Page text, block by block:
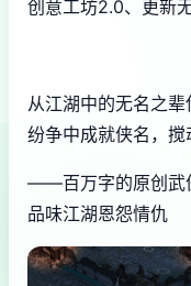
创意工坊2.0、更新
从江湖中的无名之
纷争中成就侠名，搅
——百万字的原创武
品味江湖恩怨情仇